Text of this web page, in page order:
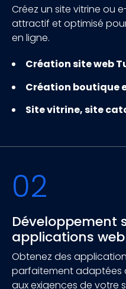
Créez un site vitrine ou
attractif et optimisé
en ligne.
Création site web
Création boutique
Site vitrine, site
02
Développement
applications
Obtenez des
parfaitement adaptées
aux exigences de votre